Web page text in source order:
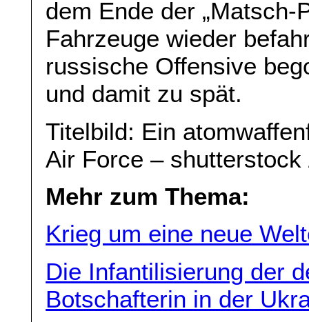
dem Ende der „Matsch-
Fahrzeuge wieder
russische Offensive
und damit zu spät.
Titelbild: Ein
Air Force –
Mehr zum Thema:
Krieg um eine neue
Die Infantilisierung der
Botschafterin in der